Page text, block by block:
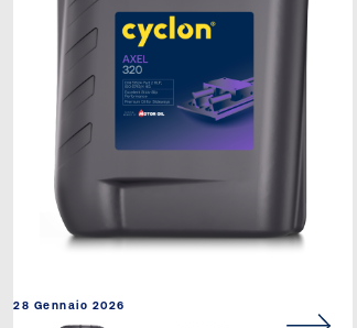
28 Gennaio 2026